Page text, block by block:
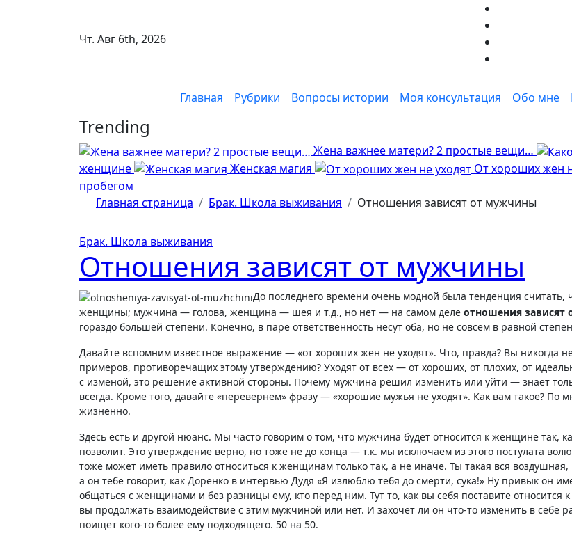
Чт. Авг 6th, 2026
Главная Рубрики Вопросы истории Моя консультация Обо мне
Trending
Жена важнее матери? 2 простые вещи…
женщине
Женская магия От хороших жен
пробегом
Главная страница
Брак. Школа выживания Отношения зависят от мужчины
Брак. Школа выживания
Отношения зависят от мужчины
До последнего времени очень модной была тенденция считать,
женщины; мужчина — голова, женщина — шея и т.д., но нет — на самом деле отношения зависят
гораздо большей степени. Конечно, в паре ответственность несут оба, но не совсем в равной
Давайте вспомним известное выражение — «от хороших жен не уходят». Что, правда? Вы никогда
примеров, противоречащих этому утверждению? Уходят от всех — от хороших, от плохих, от
с изменой, это решение активной стороны. Почему мужчина решил изменить или уйти — знает
всегда. Кроме того, давайте «перевернем» фразу — «хорошие мужья не уходят». Как вам такое? По
жизненно.
Здесь есть и другой нюанс. Мы часто говорим о том, что мужчина будет относится к женщине так,
позволит. Это утверждение верно, но тоже не до конца — т.к. мы исключаем из этого постулата
тоже может иметь правило относиться к женщинам только так, а не иначе. Ты такая вся воздушная,
а он тебе говорит, как Доренко в интервью Дудя «Я излюблю тебя до смерти, сука!» Ну привык он
общаться с женщинами и без разницы ему, кто перед ним. Тут то, как вы себя поставите относится к
вы продолжать взаимодействие с этим мужчиной или нет. И захочет ли он что-то изменить в себе
поищет кого-то более ему подходящего. 50 на 50.